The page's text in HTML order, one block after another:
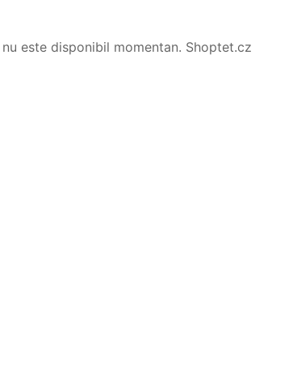
este disponibil momentan. Shoptet.cz